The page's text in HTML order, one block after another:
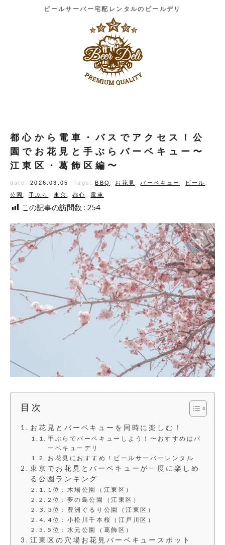
ビールサーバー宅配レンタルのビールデリ
都心から電車・バスでアクセス！公
園でお花見と手ぶらバーベキュー〜
江東区・葛飾区編〜
date: 2026.03.05 Tags:BBQ お花見 ,バーベキュー ビール
公園
手ぶら 東京 都心 電車
この記事の訪問数 : 254
目次
お花見とバーベキューを同時に楽しむ！
手ぶらでバーベキューしよう！〜おすすめはバ
ーベキューデリ
お花見におすすめ！ビールサーバーレンタル
東京でお花見とバーベキューが一度に楽しめ
る公園ランキング
1位：木場公園（江東区）
2位：夢の島公園（江東区）
3位：豊洲ぐるり公園（江東区）
4位：小松川千本桜（江戸川区）
5位：水元公園（葛飾区）
江東区の穴場お花見バーベキュースポット